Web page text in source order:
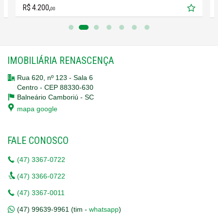
#OportunidadeImobiliária
R$ 4.200,00
IMOBILIÁRIA RENASCENÇA
Rua 620, nº 123 - Sala 6
Centro - CEP 88330-630
Balneário Camboriú - SC
mapa google
FALE CONOSCO
(47) 3367-0722
(47) 3366-0722
(47) 3367-0011
(47) 99639-9961 (tim - whatsapp)